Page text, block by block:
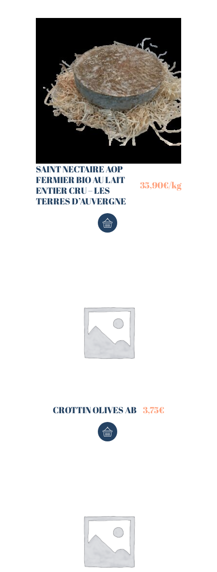
SAINT NECTAIRE AOP
FERMIER BIO AU LAIT
ENTIER CRU – LES
TERRES D’AUVERGNE
35,90€/kg
CROTTIN OLIVES AB 3,75€